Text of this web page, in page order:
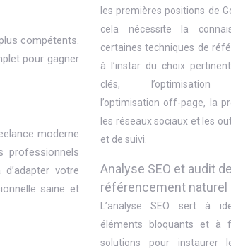
compétents.
pour gagner
moderne
professionnels
votre
saine et
les premières positions de
cela nécessite la
certaines techniques de
à l’instar du choix
clés, l’optimisation
l’optimisation off-page, la
les réseaux sociaux et les
et de suivi.
Analyse SEO et audit de
référencement naturel
L’analyse SEO sert à
éléments bloquants et à
solutions pour instaurer